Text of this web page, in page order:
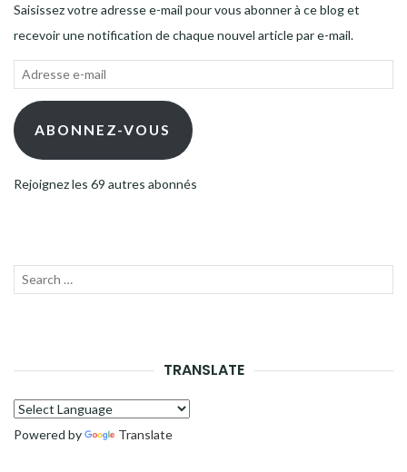
Saisissez votre adresse e-mail pour vous abonner à ce blog et
recevoir une notification de chaque nouvel article par e-mail.
Adresse
mail ABONNEZ-VOUS
Rejoignez les 69 autres abonnés
Recherche
TRANSLATE
Powered by Translate